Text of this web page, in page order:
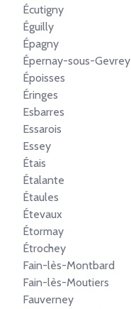
Écutigny
Éguilly
Épagny
Épernay-sous-Gevrey
Époisses
Éringes
Esbarres
Essarois
Essey
Étais
Étalante
Étaules
Étevaux
Étormay
Étrochey
Fain-lès-Montbard
Fain-lès-Moutiers
Fauverney